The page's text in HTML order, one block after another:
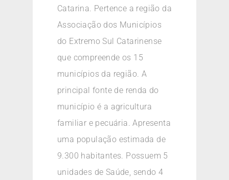
Catarina. Pertence a região da
Associação dos Municípios
do Extremo Sul Catarinense
que compreende os 15
municípios da região. A
principal fonte de renda do
município é a agricultura
familiar e pecuária. Apresenta
uma população estimada de
9.300 habitantes. Possuem 5
unidades de Saúde, sendo 4